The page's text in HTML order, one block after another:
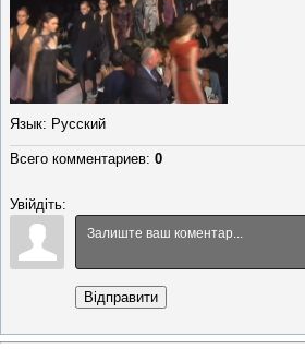
Язык: Русский
Всего комментариев: 0
Увійдіть:
Відправити